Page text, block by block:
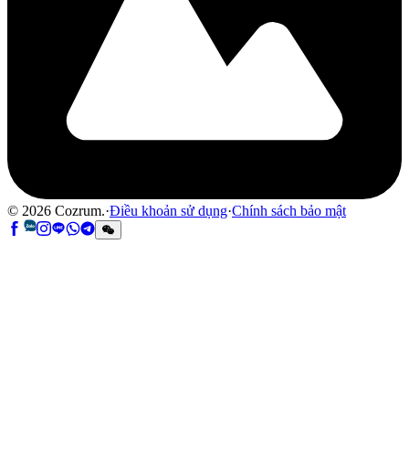
© 2026 Cozrum.·Điều khoản sử dụng·Chính sách bảo mật